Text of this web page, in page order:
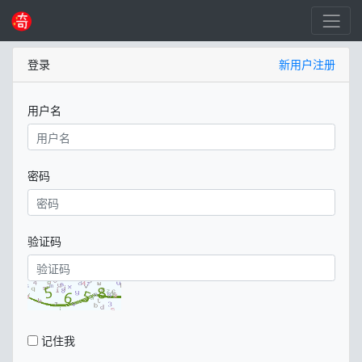
登录 新用户注册
用户名
密码
验证码
记住我